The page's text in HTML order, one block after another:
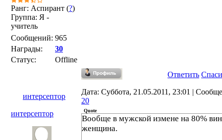
Ранг: Аспирант (?)
Группа: Я -
учитель
Сообщений: 965
Награды:
30
Статус:
Offline
Ответить
интерсептор
Дата: Суббота, 21.05.2011, 23:01 |
20
интерсептор
Quote
Вообще в мужской измене на 80%
женщина.